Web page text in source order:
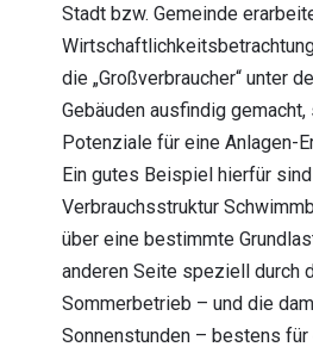
Stadt bzw. Gemeinde
die „Großverbraucher“ unter
Gebäuden ausfindig
Potenziale für eine Anlagen-
Ein gutes Beispiel hierfür
Verbrauchsstruktur
über eine bestimmte
anderen Seite speziell durch
Sommerbetrieb – und die
Sonnenstunden – bestens